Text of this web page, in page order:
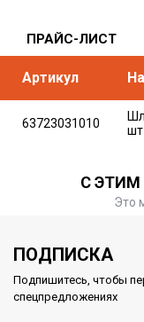
ПРАЙС-ЛИСТ
Артикул
63723031010
шт
С
Это
ПОДПИСКА
Подпишитесь, чтобы
спецпредложениях